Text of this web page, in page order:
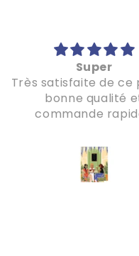
Super
Très satisfaite de ce
bonne qualité
commande